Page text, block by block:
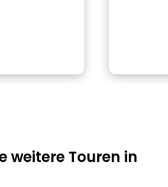
weitere Touren in